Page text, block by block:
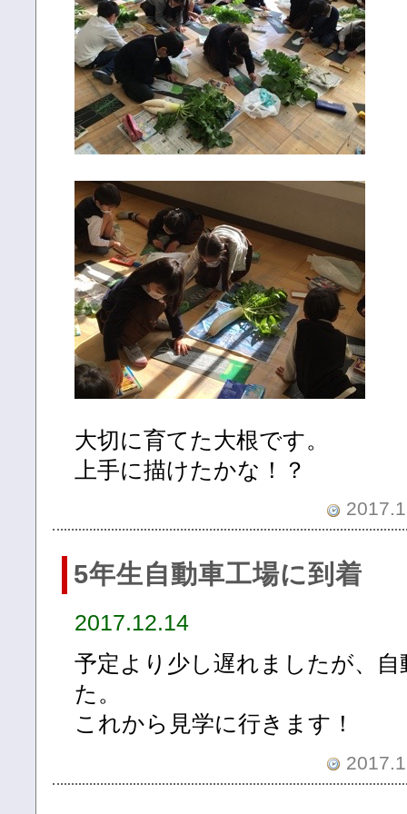
大切に育てた大根です。
上手に描けたかな！？
5年生自動車工場に到着
2017.12.14
予定より少し遅れましたが、
た。
これから見学に行きます！